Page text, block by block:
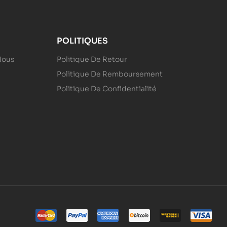
POLITIQUES
Politique De Retour
Politique De Remboursement
Politique De Confidentialité